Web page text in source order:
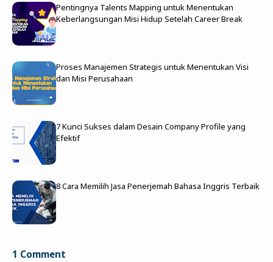
Pentingnya Talents Mapping untuk Menentukan
Keberlangsungan Misi Hidup Setelah Career Break
Proses Manajemen Strategis untuk Menentukan Visi
dan Misi Perusahaan
7 Kunci Sukses dalam Desain Company Profile yang
Efektif
8 Cara Memilih Jasa Penerjemah Bahasa Inggris Terbaik
1 Comment